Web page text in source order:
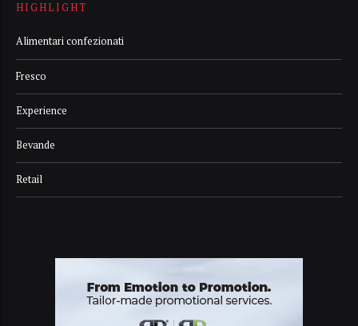
HIGHLIGHT
Alimentari confezionati
Fresco
Experience
Bevande
Retail